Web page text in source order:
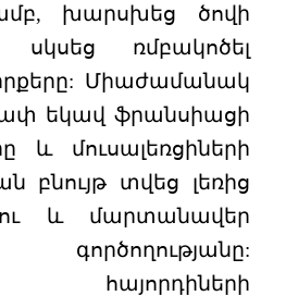
խարսխեց ծովի
ռմբակոծել
Միաժամանակ
եկավ ֆրանսիացի
և մուսալեռցիների
բնույթ տվեց լեռից
և մարտանավեր
գործողությանը:
հայորդիների